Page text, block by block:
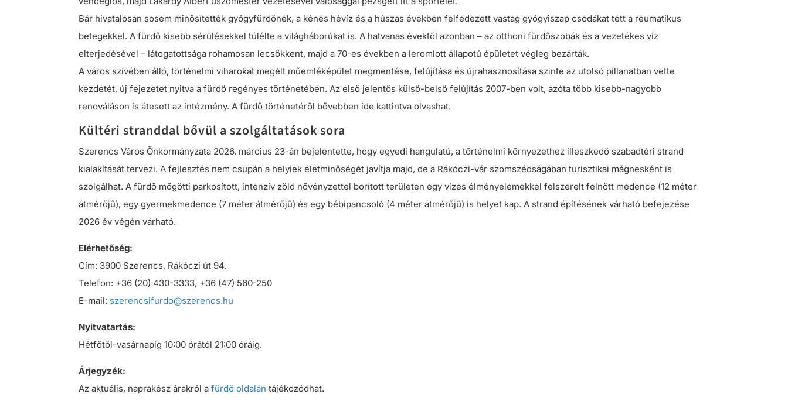
Bár hivatalosan sosem minősítették gyógyfürdőnek, a kénes hévíz és a húszas években felfedezett vastag gyógyiszap csodákat tett a reumatikus
betegekkel. A fürdő kisebb sérülésekkel túlélte a világháborúkat is. A hatvanas évektől azonban – az otthoni fürdőszobák és a vezetékes víz
elterjedésével – látogatottsága rohamosan lecsökkent, majd a 70-es években a leromlott állapotú épületet végleg bezárták.
A város szívében álló, történelmi viharokat megélt műemléképület megmentése, felújítása és újrahasznosítása szinte az utolsó pillanatban vette
kezdetét, új fejezetet nyitva a fürdő regényes történetében. Az első jelentős külső-belső felújítás 2007-ben volt, azóta több kisebb-nagyobb
renováláson is átesett az intézmény. A fürdő történetéről bővebben ide kattintva olvashat.
Kültéri stranddal bővül a szolgáltatások sora
Szerencs Város Önkormányzata 2026. március 23-án bejelentette, hogy egyedi hangulatú, a történelmi környezethez illeszkedő szabadtéri strand
kialakítását tervezi. A fejlesztés nem csupán a helyiek életminőségét javítja majd, de a Rákóczi-vár szomszédságában turisztikai mágnesként is
szolgálhat. A fürdő mögötti parkosított, intenzív zöld növényzettel borított területen egy vizes élményelemekkel felszerelt felnőtt medence (12 méter
átmérőjű), egy gyermekmedence (7 méter átmérőjű) és egy bébipancsoló (4 méter átmérőjű) is helyet kap. A strand építésének várható befejezése
2026 év végén várható.
Elérhetőség:
Cím: 3900 Szerencs, Rákóczi út 94.
Telefon: +36 (20) 430-3333, +36 (47) 560-250
E-mail: szerencsifurdo@szerencs.hu
Nyitvatartás:
Hétfőtől-vasárnapig 10:00 órától 21:00 óráig.
Árjegyzék:
Az aktuális, naprakész árakról afürdő oldalán tájékozódhat.